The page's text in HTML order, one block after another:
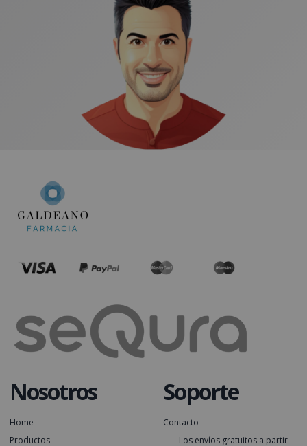
Nosotros
Home
Productos
Soporte
Contacto
Los envíos gratuitos a partir